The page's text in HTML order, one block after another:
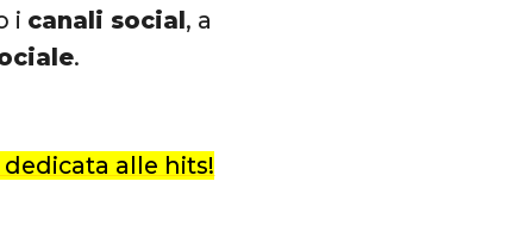
i canali social, a
.
alle hits!